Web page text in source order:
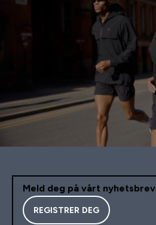
Meld deg på vårt nyhetsbrev
REGISTRER DEG